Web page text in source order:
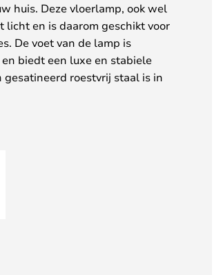
huis. Deze vloerlamp, ook wel
en is daarom geschikt voor
De voet van de lamp is
biedt een luxe en stabiele
gesatineerd roestvrij staal is in
aan uw behoeften kunt
hij elke ruimte een stijlvolle
in een hoek plaatst, de Arco
opvallend en functioneel